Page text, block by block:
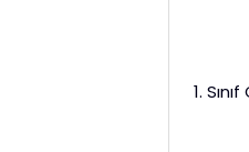
1.